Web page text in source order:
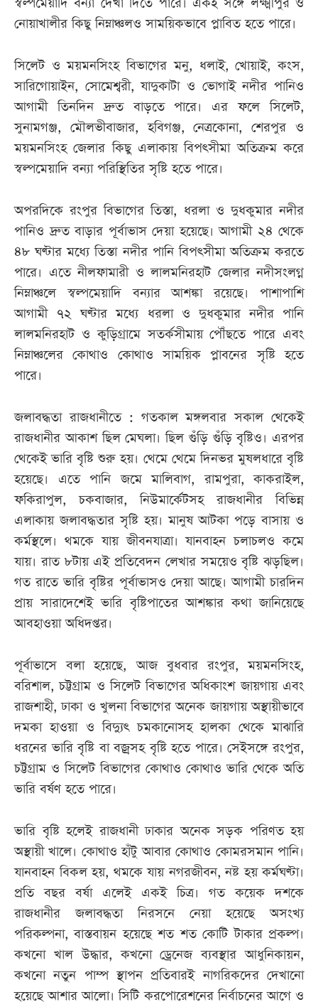
নোয়াখালীর কিছু নিম্নাঞ্চলও সাময়িকভাবে প্লাবিত হতে পারে।
সিলেট ও ময়মনসিংহ বিভাগের মনু, ধলাই, খোয়াই, কংস,
সারিগোয়াইন, সোমেশ্বরী, যাদুকাটা ও ভোগাই নদীর পানিও
আগামী তিনদিন দ্রুত বাড়তে পারে। এর ফলে সিলেট,
সুনামগঞ্জ, মৌলভীবাজার, হবিগঞ্জ, নেত্রকোনা, শেরপুর ও
ময়মনসিংহ জেলার কিছু এলাকায় বিপৎসীমা অতিক্রম করে
স্বল্পমেয়াদি বন্যা পরিস্থিতির সৃষ্টি হতে পারে।
অপরদিকে রংপুর বিভাগের তিস্তা, ধরলা ও দুধকুমার নদীর
পানিও দ্রুত বাড়ার পূর্বাভাস দেয়া হয়েছে। আগামী ২৪ থেকে
৪৮ ঘণ্টার মধ্যে তিস্তা নদীর পানি বিপৎসীমা অতিক্রম করতে
পারে। এতে নীলফামারী ও লালমনিরহাট জেলার নদীসংলগ্ন
নিম্নাঞ্চলে স্বল্পমেয়াদি বন্যার আশঙ্কা রয়েছে। পাশাপাশি
আগামী ৭২ ঘণ্টার মধ্যে ধরলা ও দুধকুমার নদীর পানি
লালমনিরহাট ও কুড়িগ্রামে সতর্কসীমায় পৌঁছতে পারে এবং
নিম্নাঞ্চলের কোথাও কোথাও সাময়িক প্লাবনের সৃষ্টি হতে
পারে।
জলাবদ্ধতা রাজধানীতে : গতকাল মঙ্গলবার সকাল থেকেই
রাজধানীর আকাশ ছিল মেঘলা। ছিল গুঁড়ি গুঁড়ি বৃষ্টিও। এরপর
থেকেই ভারি বৃষ্টি শুরু হয়। থেমে থেমে দিনভর মুষলধারে বৃষ্টি
হয়েছে। এতে পানি জমে মালিবাগ, রামপুরা, কাকরাইল,
ফকিরাপুল, চকবাজার, নিউমার্কেটসহ রাজধানীর বিভিন্ন
এলাকায় জলাবদ্ধতার সৃষ্টি হয়। মানুষ আটকা পড়ে বাসায় ও
কর্মস্থলে। থমকে যায় জীবনযাত্রা। যানবাহন চলাচলও কমে
যায়। রাত ৮টায় এই প্রতিবেদন লেখার সময়েও বৃষ্টি ঝড়ছিল।
গত রাতে ভারি বৃষ্টির পূর্বাভাসও দেয়া আছে। আগামী চারদিন
প্রায় সারাদেশেই ভারি বৃষ্টিপাতের আশঙ্কার কথা জানিয়েছে
আবহাওয়া অধিদপ্তর।
পূর্বাভাসে বলা হয়েছে, আজ বুধবার রংপুর, ময়মনসিংহ,
বরিশাল, চট্টগ্রাম ও সিলেট বিভাগের অধিকাংশ জায়গায় এবং
রাজশাহী, ঢাকা ও খুলনা বিভাগের অনেক জায়গায় অস্থায়ীভাবে
দমকা হাওয়া ও বিদ্যুৎ চমকানোসহ হালকা থেকে মাঝারি
ধরনের ভারি বৃষ্টি বা বজ্রসহ বৃষ্টি হতে পারে। সেইসঙ্গে রংপুর,
চট্টগ্রাম ও সিলেট বিভাগের কোথাও কোথাও ভারি থেকে অতি
ভারি বর্ষণ হতে পারে।
ভারি বৃষ্টি হলেই রাজধানী ঢাকার অনেক সড়ক পরিণত হয়
অস্থায়ী খালে। কোথাও হাঁটু আবার কোথাও কোমরসমান পানি।
যানবাহন বিকল হয়, থমকে যায় নগরজীবন, নষ্ট হয় কর্মঘণ্টা।
প্রতি বছর বর্ষা এলেই একই চিত্র। গত কয়েক দশকে
রাজধানীর জলাবদ্ধতা নিরসনে নেয়া হয়েছে অসংখ্য
পরিকল্পনা, বাস্তবায়ন হয়েছে শত শত কোটি টাকার প্রকল্প।
কখনো খাল উদ্ধার, কখনো ড্রেনেজ ব্যবস্থার আধুনিকায়ন,
কখনো নতুন পাম্প স্থাপন প্রতিবারই নাগরিকদের দেখানো
হয়েছে আশার আলো। সিটি করপোরেশনের নির্বাচনের আগে ও